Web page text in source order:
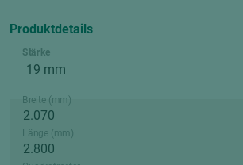
Produktdetails
Stärke
Breite (mm)
Länge (mm)